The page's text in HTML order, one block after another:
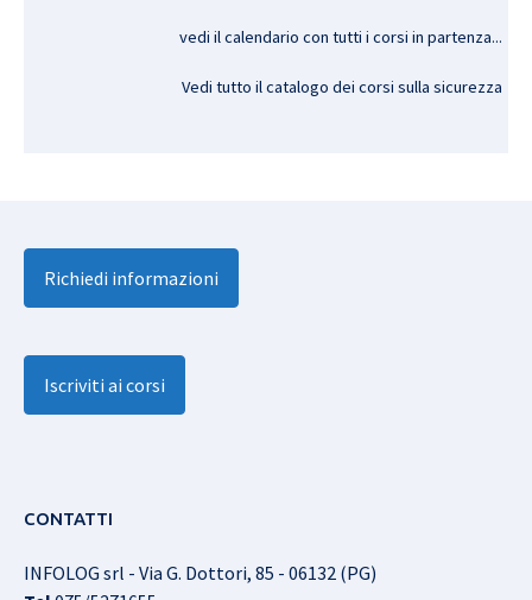
vedi il calendario con tutti i corsi in partenza...
Vedi tutto il catalogo dei corsi sulla sicurezza
Richiedi informazioni
Iscriviti ai corsi
CONTATTI
INFOLOG srl - Via G. Dottori, 85 - 06132 (PG)